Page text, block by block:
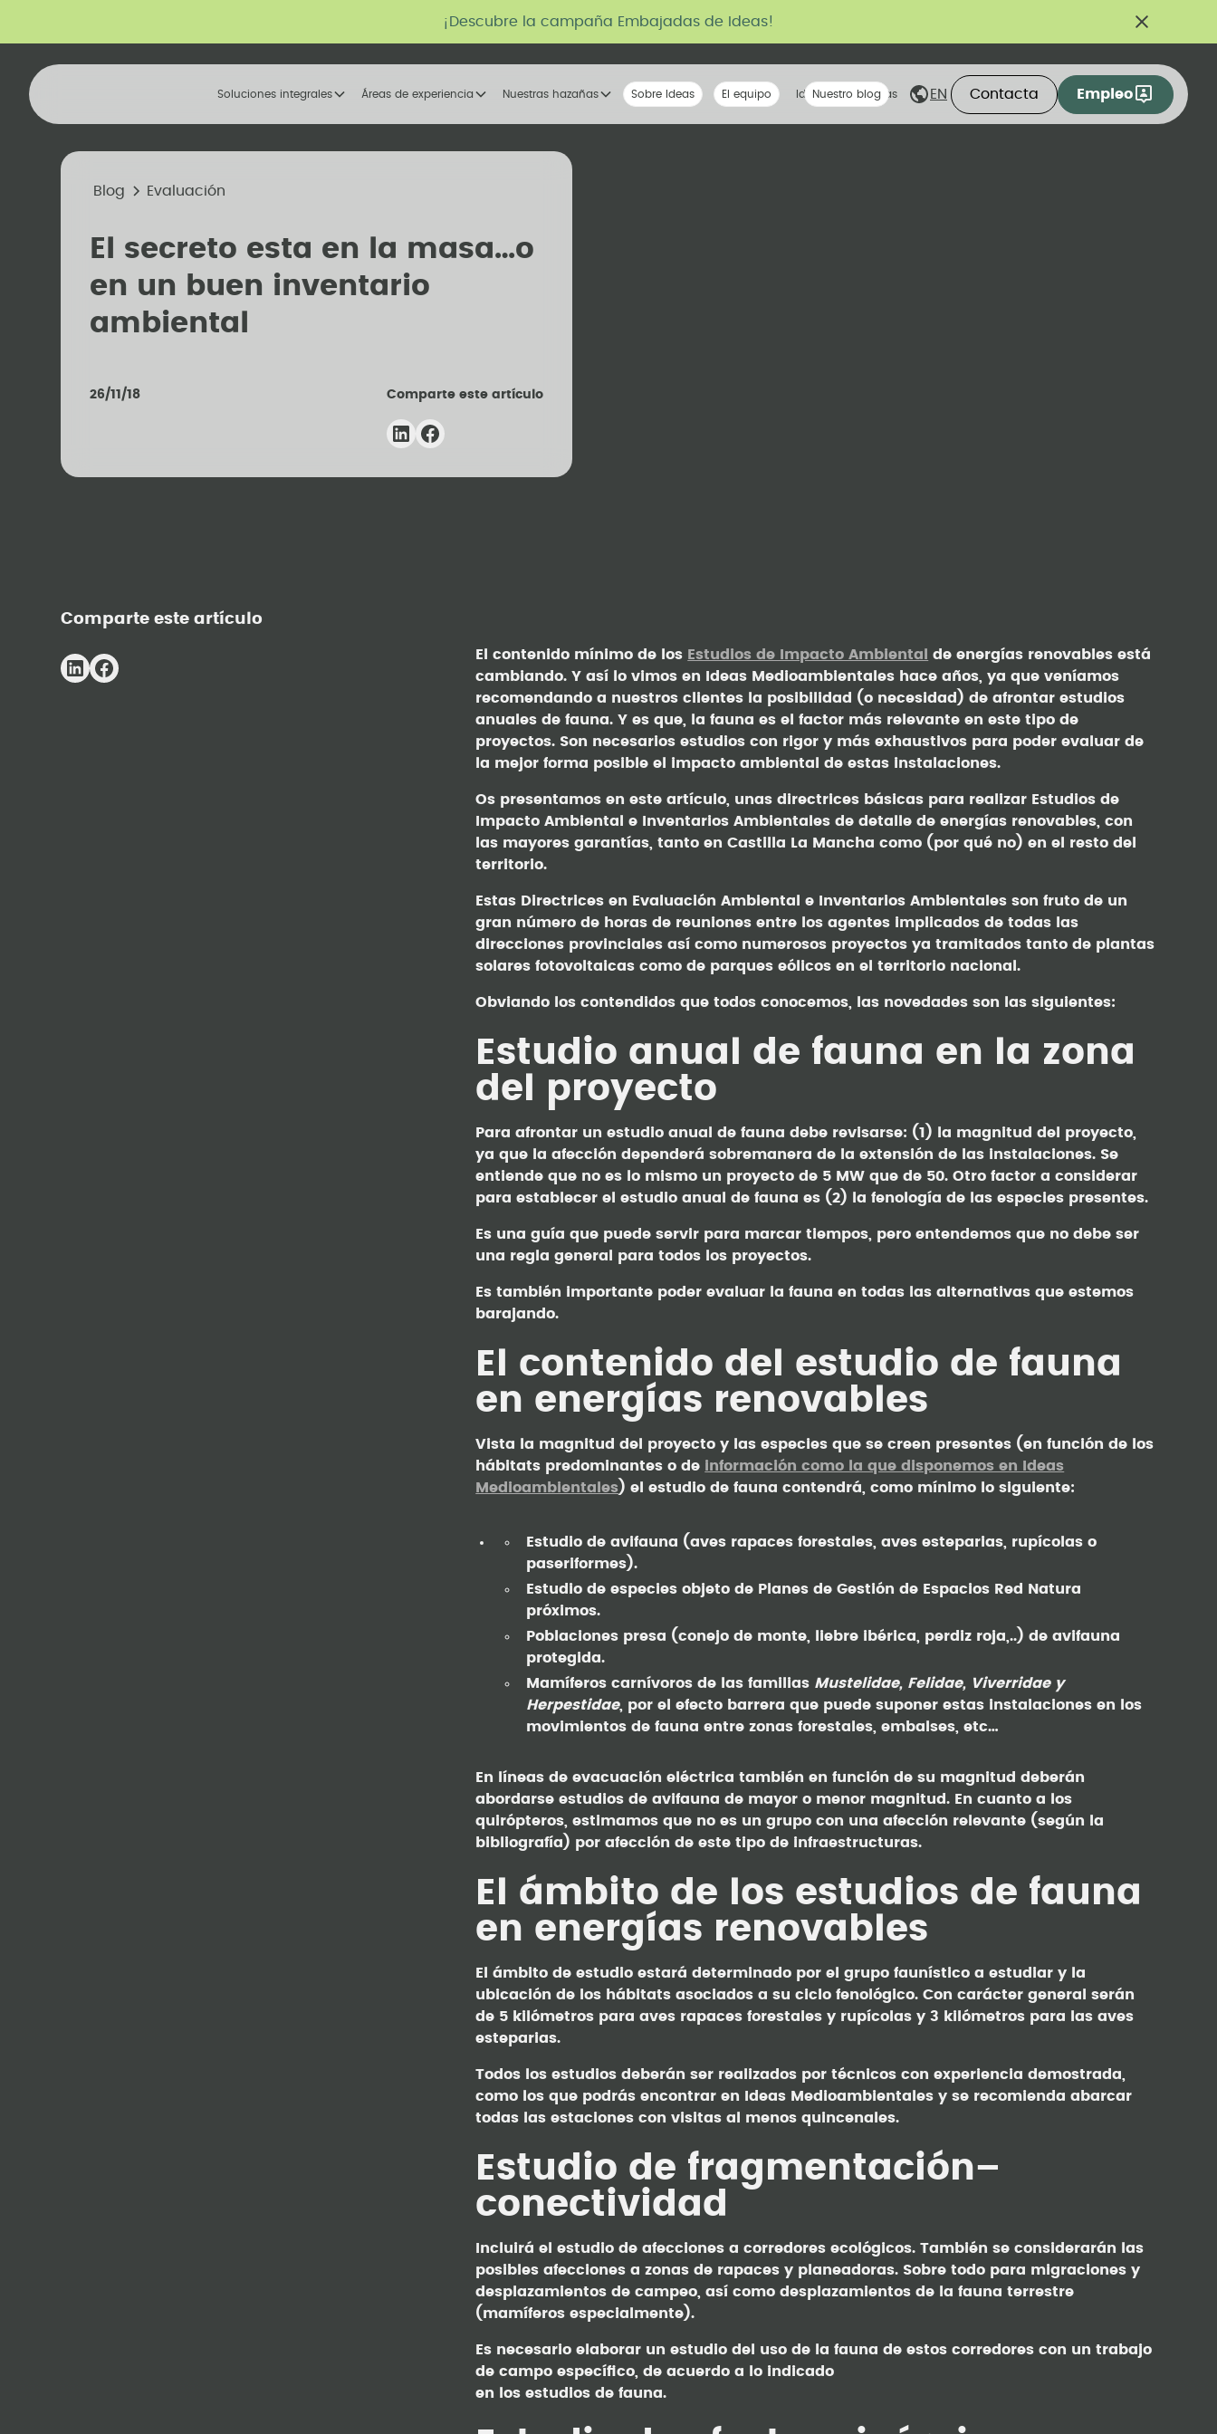
¡Descubre la campaña Embajadas de Ideas!
Soluciones integrales Áreas de experiencia Nuestras hazañas Nuestra voz
Sobre Ideas La tribu
El equipo Ideas compartidas
Nuestro blog EN Contacta Empleo
Blog Evaluación
El secreto esta en la masa…o
en un buen inventario
ambiental
26/11/18 Comparte este artículo
Comparte este artículo
El contenido mínimo de los Estudios de Impacto Ambiental
de energías renovables está
cambiando. Y así lo vimos en Ideas Medioambientales hace años, ya que veníamos
recomendando a nuestros clientes la posibilidad (o necesidad) de afrontar estudios
anuales de fauna. Y es que, la fauna es el factor más relevante en este tipo de
proyectos. Son necesarios estudios con rigor y más exhaustivos para poder evaluar de
la mejor forma posible el impacto ambiental de estas instalaciones.
Os presentamos en este artículo, unas directrices básicas para realizar Estudios de
Impacto Ambiental e Inventarios Ambientales de detalle de energías renovables, con
las mayores garantías, tanto en Castilla La Mancha como (por qué no) en el resto del
territorio.
Estas Directrices en Evaluación Ambiental e Inventarios Ambientales son fruto de un
gran número de horas de reuniones entre los agentes implicados de todas las
direcciones provinciales así como numerosos proyectos ya tramitados tanto de plantas
solares fotovoltaicas como de parques eólicos en el territorio nacional.
Obviando los contendidos que todos conocemos, las novedades son las siguientes:
Estudio anual de fauna en la zona
del proyecto
Para afrontar un estudio anual de fauna debe revisarse: (1) la magnitud del proyecto,
ya que la afección dependerá sobremanera de la extensión de las instalaciones. Se
entiende que no es lo mismo un proyecto de 5 MW que de 50. Otro factor a considerar
para establecer el estudio anual de fauna es (2) la fenología de las especies presentes.
Es una guía que puede servir para marcar tiempos, pero entendemos que no debe ser
una regla general para todos los proyectos.
Es también importante poder evaluar la fauna en todas las alternativas que estemos
barajando.
El contenido del estudio de fauna
en energías renovables
Vista la magnitud del proyecto y las especies que se creen presentes (en función de los
hábitats predominantes o de información como la que disponemos en Ideas
Medioambientales) el estudio de fauna contendrá, como mínimo lo siguiente:
Estudio de avifauna (aves rapaces forestales, aves esteparias, rupícolas o
paseriformes).
Estudio de especies objeto de Planes de Gestión de Espacios Red Natura
próximos.
Poblaciones presa (conejo de monte, liebre ibérica, perdiz roja,..) de avifauna
protegida.
Mamíferos carnívoros de las familias Mustelidae, Felidae, Viverridae y
Herpestidae, por el efecto barrera que puede suponer estas instalaciones en los
movimientos de fauna entre zonas forestales, embalses, etc…
En líneas de evacuación eléctrica también en función de su magnitud deberán
abordarse estudios de avifauna de mayor o menor magnitud. En cuanto a los
quirópteros, estimamos que no es un grupo con una afección relevante (según la
bibliografía) por afección de este tipo de infraestructuras.
El ámbito de los estudios de fauna
en energías renovables
El ámbito de estudio estará determinado por el grupo faunístico a estudiar y la
ubicación de los hábitats asociados a su ciclo fenológico. Con carácter general serán
de 5 kilómetros para aves rapaces forestales y rupícolas y 3 kilómetros para las aves
esteparias.
Todos los estudios deberán ser realizados por técnicos con experiencia demostrada,
como los que podrás encontrar en Ideas Medioambientales y se recomienda abarcar
todas las estaciones con visitas al menos quincenales.
Estudio de fragmentación–
conectividad
Incluirá el estudio de afecciones a corredores ecológicos. También se considerarán las
posibles afecciones a zonas de rapaces y planeadoras. Sobre todo para migraciones y
desplazamientos de campeo, así como desplazamientos de la fauna terrestre
(mamíferos especialmente).
Es necesario elaborar un estudio del uso de la fauna de estos corredores con un trabajo
de campo específico, de acuerdo a lo indicado
en los estudios de fauna.